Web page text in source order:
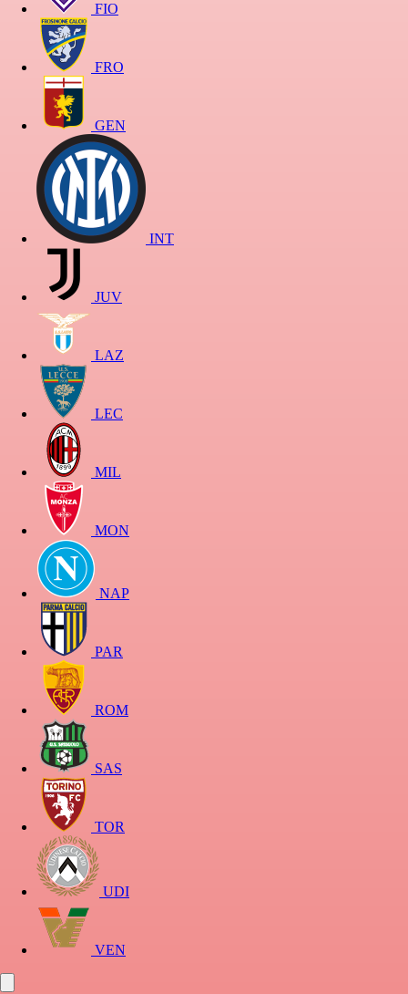
FIO
FRO
GEN
INT
JUV
LAZ
LEC
MIL
MON
NAP
PAR
ROM
SAS
TOR
UDI
VEN